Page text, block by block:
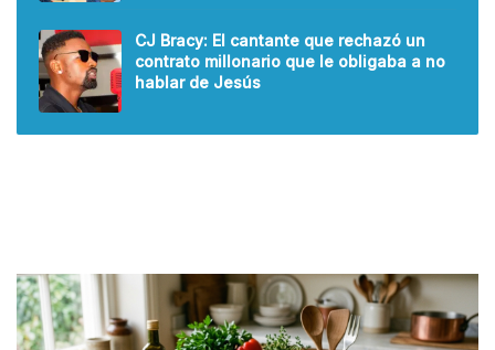
CJ Bracy: El cantante que rechazó un
contrato millonario que le obligaba a no
hablar de Jesús